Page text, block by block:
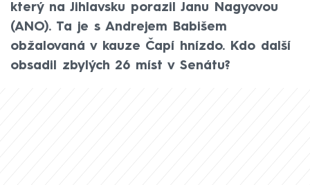
který na Jihlavsku porazil Janu Nagyovou
(ANO). Ta je s Andrejem Babišem
obžalovaná v kauze Čapí hnízdo. Kdo další
obsadil zbylých 26 míst v Senátu?